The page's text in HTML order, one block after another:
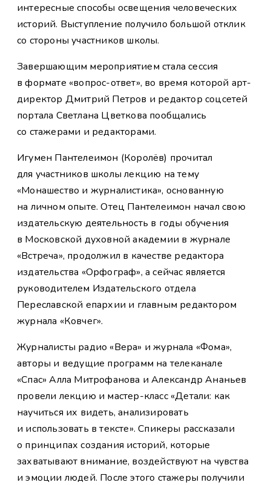
интересные способы освещения человеческих
историй. Выступление получило большой отклик
со стороны участников школы.
Завершающим мероприятием стала сессия
в формате «вопрос-ответ», во время которой арт-
директор Дмитрий Петров и редактор соцсетей
портала Светлана Цветкова пообщались
со стажерами и редакторами.
Игумен Пантелеимон (Королёв) прочитал
для участников школы лекцию на тему
«Монашество и журналистика», основанную
на личном опыте. Отец Пантелеимон начал свою
издательскую деятельность в годы обучения
в Московской духовной академии в журнале
«Встреча», продолжил в качестве редактора
издательства «Орфограф», а сейчас является
руководителем Издательского отдела
Переславской епархии и главным редактором
журнала «Ковчег».
Журналисты радио «Вера» и журнала «Фома»,
авторы и ведущие программ на телеканале
«Спас» Алла Митрофанова и Александр Ананьев
провели лекцию и мастер-класс «Детали: как
научиться их видеть, анализировать
и использовать в тексте». Спикеры рассказали
о принципах создания историй, которые
захватывают внимание, воздействуют на чувства
и эмоции людей. После этого стажеры получили